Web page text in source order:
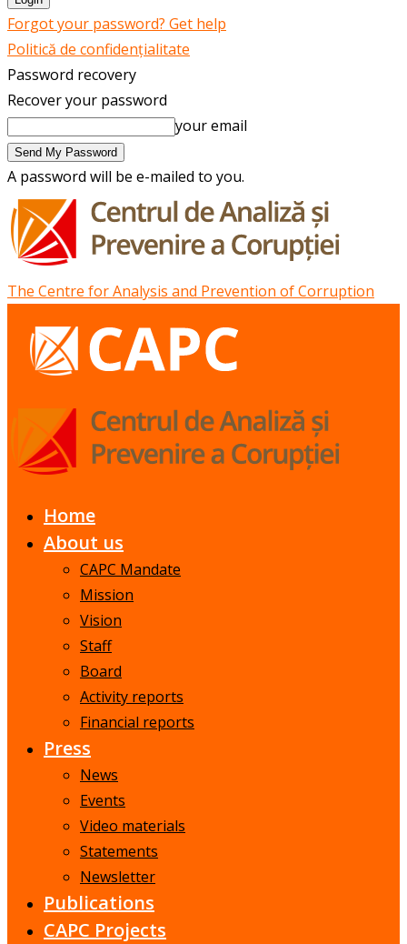
Forgot your password? Get help
Politică de confidențialitate
Password recovery
Recover your password
your email
A password will be e-mailed to you.
The Centre for Analysis and Prevention of Corruption
Home
About us
CAPC Mandate
Mission
Vision
Staff
Board
Activity reports
Financial reports
Press
News
Events
Video materials
Statements
Newsletter
Publications
CAPC Projects